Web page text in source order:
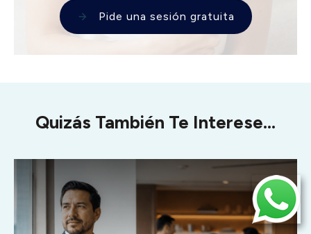
Pide una sesión gratuita
Quizás También Te Interese...